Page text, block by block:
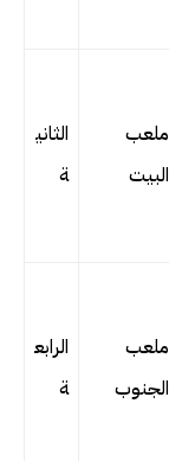
ملعب
البيت
الثاني
ة
ملعب
الجنوب
الرابع
ة